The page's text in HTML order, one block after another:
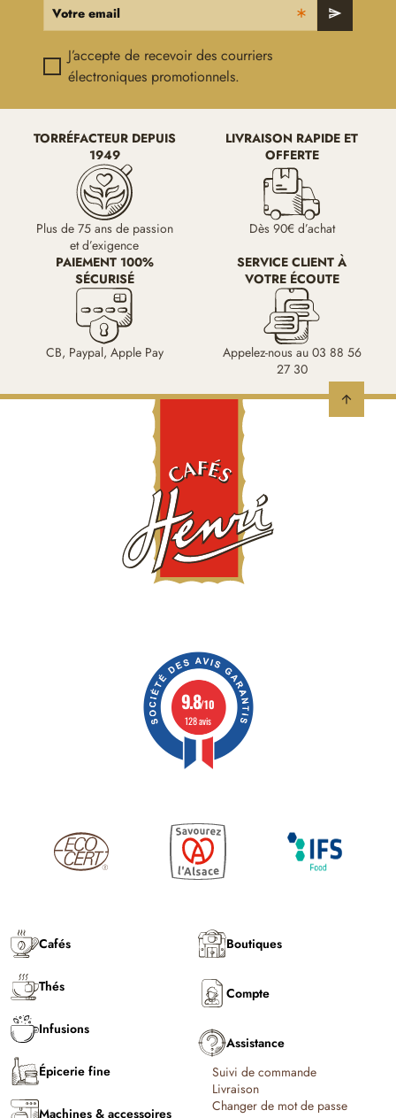
Votre email send
J’accepte de recevoir des courriers
électroniques promotionnels.
TORRÉFACTEUR DEPUIS
1949
Plus de 75 ans de passion
et d’exigence
LIVRAISON RAPIDE ET
OFFERTE
Dès 90€ d’achat
PAIEMENT 100%
SÉCURISÉ
CB, Paypal, Apple Pay
SERVICE CLIENT À
VOTRE ÉCOUTE
Appelez-nous au 03 88 56
27 30
9.8/10
128 avis
arrow_upward
Cafés
Thés
Infusions
Épicerie fine
Machines & accessoires
Boutiques
Compte
Assistance
Suivi de commande
Livraison
Changer de mot de passe